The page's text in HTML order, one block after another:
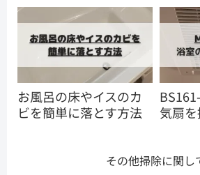
お風呂の床やイスのカ
ビを簡単に落とす方法
気扇
その他掃除に関し